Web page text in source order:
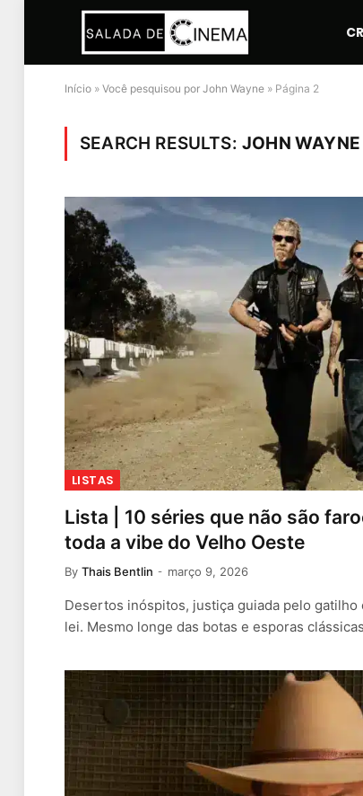
Início » Você pesquisou por John Wayne » Página 2
SEARCH RESULTS:JOHN
LISTAS
Lista | 10 séries que não são
toda a vibe do Velho Oeste
By Thais Bentlin março 9, 2026
Desertos inóspitos, justiça guiada pelo
lei. Mesmo longe das botas e esporas